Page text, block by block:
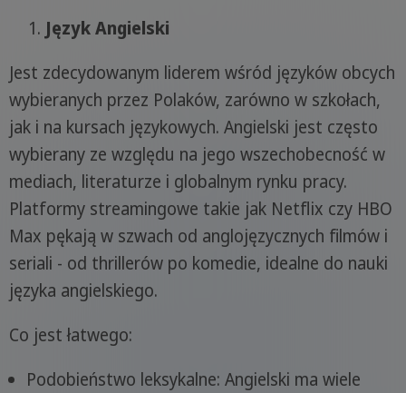
Język Angielski
Jest zdecydowanym liderem wśród języków obcych
wybieranych przez Polaków, zarówno w szkołach,
jak i na kursach językowych. Angielski jest często
wybierany ze względu na jego wszechobecność w
mediach, literaturze i globalnym rynku pracy.
Platformy streamingowe takie jak Netflix czy HBO
Max pękają w szwach od anglojęzycznych filmów i
seriali - od thrillerów po komedie, idealne do nauki
języka angielskiego.
Co jest łatwego:
Podobieństwo leksykalne: Angielski ma wiele